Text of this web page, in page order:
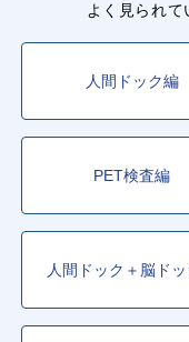
よく見られて
人間ドック編
PET検査編
人間ドック＋脳ド